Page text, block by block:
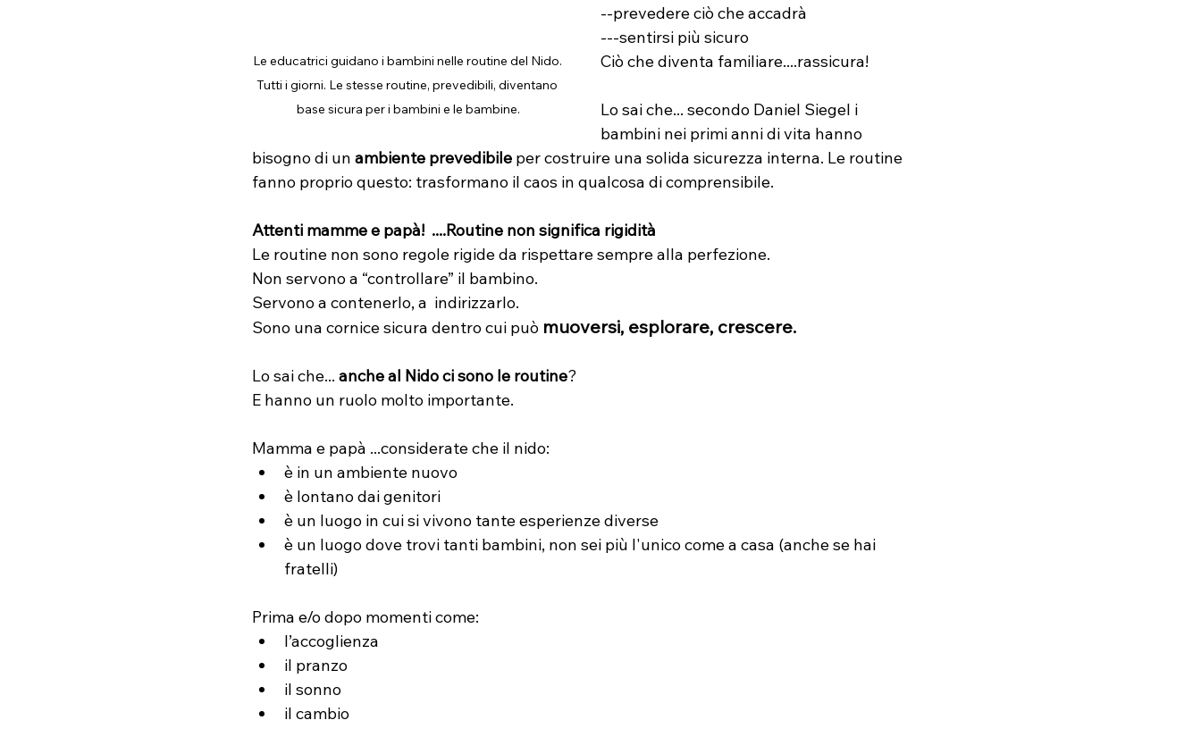
Le educatrici guidano i bambini nelle routine del Nido.
Tutti i giorni. Le stesse routine, prevedibili, diventano
base sicura per i bambini e le bambine.
--prevedere ciò che accadrà
---sentirsi più sicuro
Ciò che diventa familiare....rassicura!
Lo sai che... secondo Daniel Siegel i
bambini nei primi anni di vita hanno
bisogno di un ambiente prevedibile per costruire una solida sicurezza interna. Le routine
fanno proprio questo: trasformano il caos in qualcosa di comprensibile.
Attenti mamme e papà!  ....Routine non significa rigidità
Le routine non sono regole rigide da rispettare sempre alla perfezione.
Non servono a “controllare” il bambino.
Servono a contenerlo, a  indirizzarlo.
Sono una cornice sicura dentro cui può muoversi, esplorare, crescere.
Lo sai che... anche al Nido ci sono le routine?
E hanno un ruolo molto importante.
Mamma e papà ...considerate che il nido:
è in un ambiente nuovo
è lontano dai genitori
è un luogo in cui si vivono tante esperienze diverse
è un luogo dove trovi tanti bambini, non sei più l'unico come a casa (anche se hai
fratelli)
Prima e/o dopo momenti come:
l’accoglienza
il pranzo
il sonno
il cambio